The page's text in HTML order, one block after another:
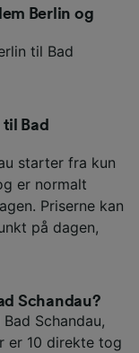
Berlin og
til Bad
Bad
starter fra kun
er normalt
Priserne kan
på dagen,
Schandau?
Schandau,
er 10 direkte tog